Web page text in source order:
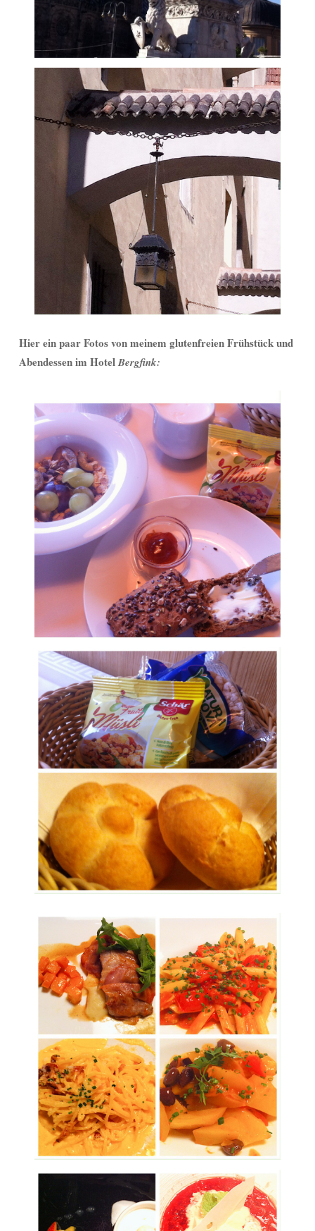
Hier ein paar Fotos von meinem glutenfreien Frühstück und
Abendessen im HotelBergfink: